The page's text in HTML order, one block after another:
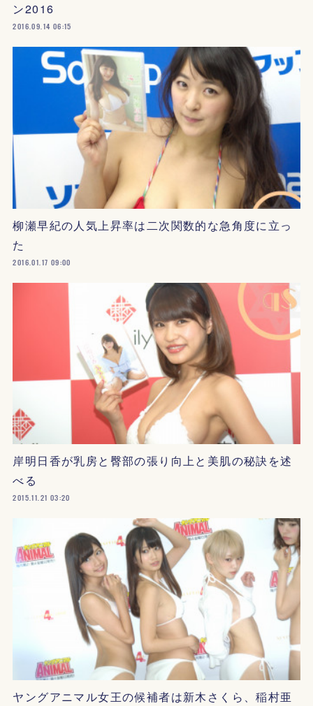
ン2016
2016.09.14 06:15
柳瀬早紀の人気上昇率は二次関数的な急角度に立っ
た
2016.01.17 09:00
岸明日香が乳房と臀部の張り向上と美肌の秘訣を述
べる
2015.11.21 03:20
ヤングアニマル女王の候補者は新木さくら、稲村亜